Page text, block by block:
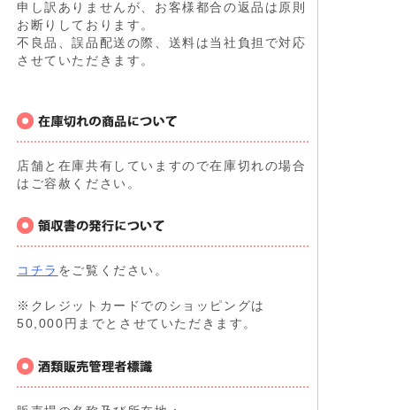
申し訳ありませんが、お客様都合の返品は原則
お断りしております。
不良品、誤品配送の際、送料は当社負担で対応
させていただきます。
店舗と在庫共有していますので在庫切れの場合
はご容赦ください。
コチラ をご覧ください。
※クレジットカードでのショッピングは
50,000円までとさせていただきます。